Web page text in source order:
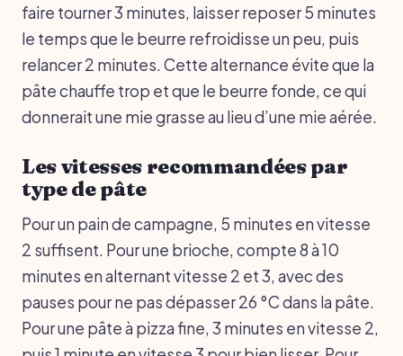
faire tourner 3 minutes, laisser reposer 5 minutes
le temps que le beurre refroidisse un peu, puis
relancer 2 minutes. Cette alternance évite que la
pâte chauffe trop et que le beurre fonde, ce qui
donnerait une mie grasse au lieu d’une mie aérée.
Les vitesses recommandées par
type de pâte
Pour un pain de campagne, 5 minutes en vitesse
2 suffisent. Pour une brioche, compte 8 à 10
minutes en alternant vitesse 2 et 3, avec des
pauses pour ne pas dépasser 26 °C dans la pâte.
Pour une pâte à pizza fine, 3 minutes en vitesse 2,